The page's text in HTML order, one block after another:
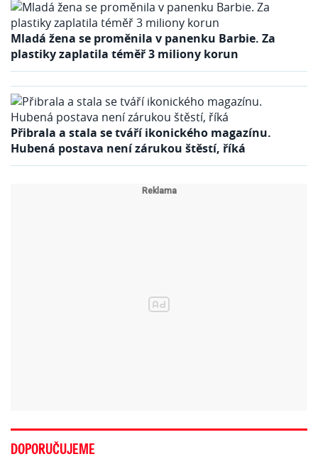
Mladá žena se proměnila v panenku Barbie. Za
plastiky zaplatila téměř 3 miliony korun
Přibrala a stala se tváří ikonického magazínu.
Hubená postava není zárukou štěstí, říká
DOPORUČUJEME